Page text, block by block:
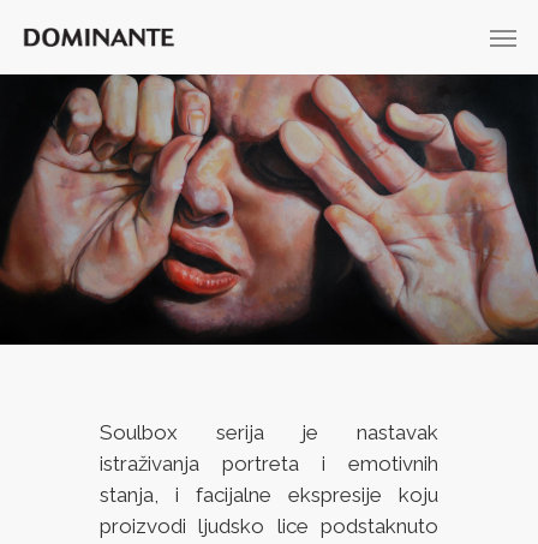
Soulbox serija je nastavak
istraživanja portreta i emotivnih
stanja, i facijalne ekspresije koju
proizvodi ljudsko lice podstaknuto